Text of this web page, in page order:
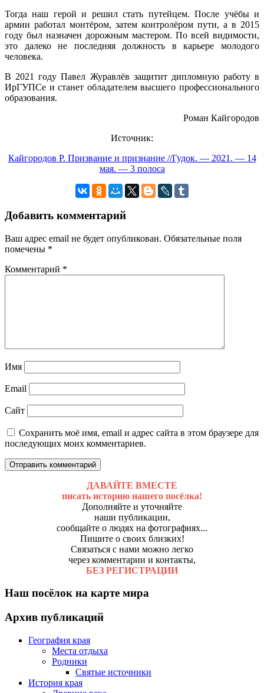
Тогда наш герой и решил стать путейцем. После учёбы и
армии работал монтёром, затем контролёром пути, а в 2015
году был назначен дорожным мастером. По всей видимости,
это далеко не последняя должность в карьере молодого
человека.
В 2021 году Павел Журавлёв защитит дипломную работу в
ИрГУПСе и станет обладателем высшего профессионального
образования.
Роман Кайгородов
Источник:
Кайгородов Р. Призвание и признание //Гудок. — 2021. — 14
мая. — 3 полоса
Добавить комментарий
Ваш адрес email не будет опубликован. Обязательные поля
помечены *
Комментарий *
Имя
Email
Сайт
Сохранить моё имя, email и адрес сайта в этом браузере для
последующих моих комментариев.
ДАВАЙТЕ ВМЕСТЕ
писать историю нашего посёлка!
Дополняйте и уточняйте
наши публикации,
сообщайте о людях на фотографиях...
Пишите о своих близких!
Связаться с нами можно легко
через комментарии и контакты,
БЕЗ РЕГИСТРАЦИИ
Наш посёлок на карте мира
Архив публикаций
География края
Места отдыха
Родники
Святые источники
История края